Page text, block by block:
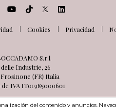
Cookies Privacidad
S.r.l.
Industrie, 26
(FR) Italia
IVA IT01985000601
del contenido y anuncios.